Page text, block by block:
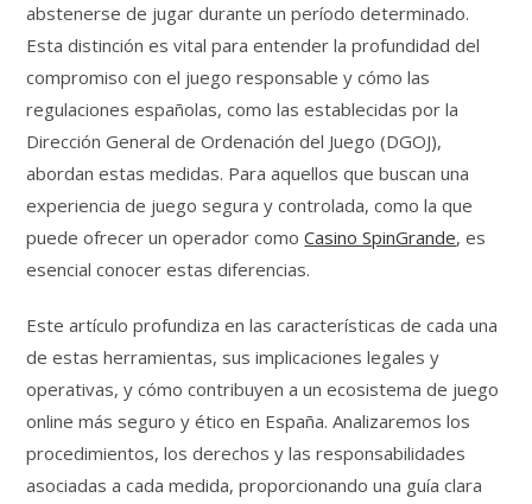
abstenerse de jugar durante un período determinado.
Esta distinción es vital para entender la profundidad del
compromiso con el juego responsable y cómo las
regulaciones españolas, como las establecidas por la
Dirección General de Ordenación del Juego (DGOJ),
abordan estas medidas. Para aquellos que buscan una
experiencia de juego segura y controlada, como la que
puede ofrecer un operador comoCasino SpinGrande, es
esencial conocer estas diferencias.
Este artículo profundiza en las características de cada una
de estas herramientas, sus implicaciones legales y
operativas, y cómo contribuyen a un ecosistema de juego
online más seguro y ético en España. Analizaremos los
procedimientos, los derechos y las responsabilidades
asociadas a cada medida, proporcionando una guía clara